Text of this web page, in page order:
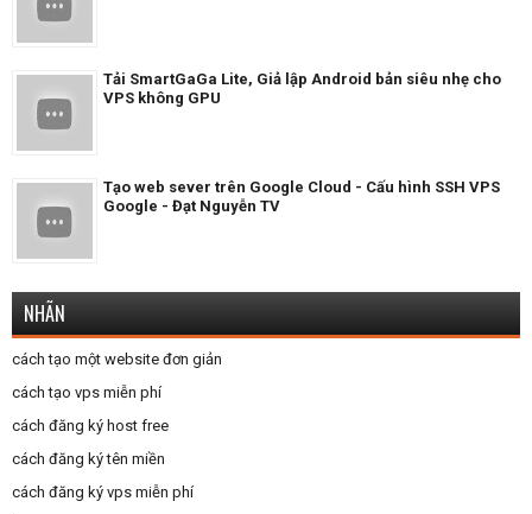
Tải SmartGaGa Lite, Giả lập Android bản siêu nhẹ cho
VPS không GPU
Tạo web sever trên Google Cloud - Cấu hình SSH VPS
Google - Đạt Nguyễn TV
NHÃN
cách tạo một website đơn giản
cách tạo vps miễn phí
cách đăng ký host free
cách đăng ký tên miền
cách đăng ký vps miễn phí